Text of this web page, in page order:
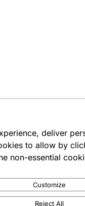
deliver
to allow by
non-essential
Customize
Reject All